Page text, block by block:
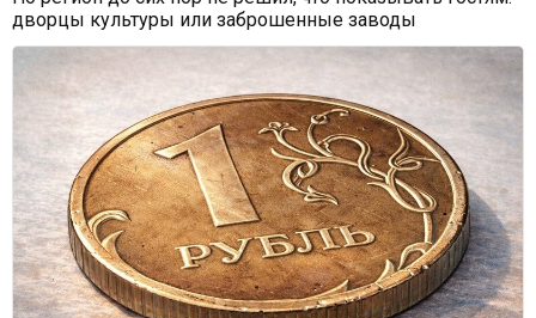
дворцы культуры или заброшенные заводы